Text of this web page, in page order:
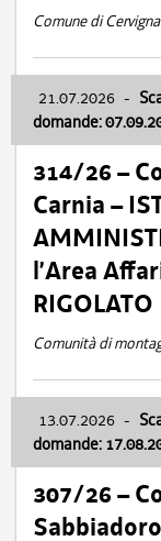
Comune di
21.07.2026 -
domande:
314/26 –
Carnia –
l’Area
RIGOLATO
Comunità di
13.07.2026 -
domande:
307/26 –